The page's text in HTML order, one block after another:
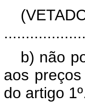
b) não
aos
do artigo